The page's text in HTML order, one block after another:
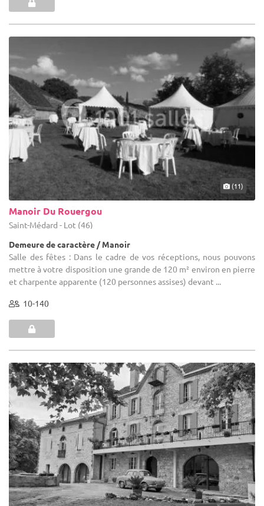
(11)
Manoir Du Rouergou
Saint-Médard - Lot (46)
Demeure de caractère / Manoir
Salle des fêtes : Dans le cadre de vos réceptions, nous pouvons
mettre à votre disposition une grande de 120 m² environ en pierre
et charpente apparente (120 personnes assises) devant ...
10-140